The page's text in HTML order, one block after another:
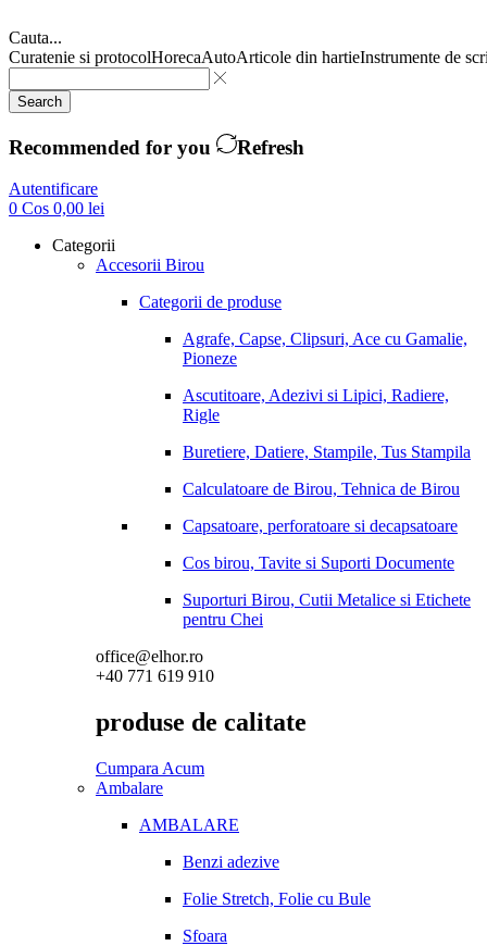
Cauta...
Curatenie si protocolHorecaAutoArticole din hartieInstrumente de
Search
Recommended for you Refresh
Autentificare
0 Cos 0,00 lei
Categorii
Accesorii Birou
Categorii de produse
Agrafe, Capse, Clipsuri, Ace cu Gamalie,
Pioneze
Ascutitoare, Adezivi si Lipici, Radiere,
Rigle
Buretiere, Datiere, Stampile, Tus Stampila
Calculatoare de Birou, Tehnica de Birou
Capsatoare, perforatoare si decapsatoare
Cos birou, Tavite si Suporti Documente
Suporturi Birou, Cutii Metalice si Etichete
pentru Chei
office@elhor.ro
+40 771 619 910
produse de calitate
Cumpara Acum
Ambalare
AMBALARE
Benzi adezive
Folie Stretch, Folie cu Bule
Sfoara